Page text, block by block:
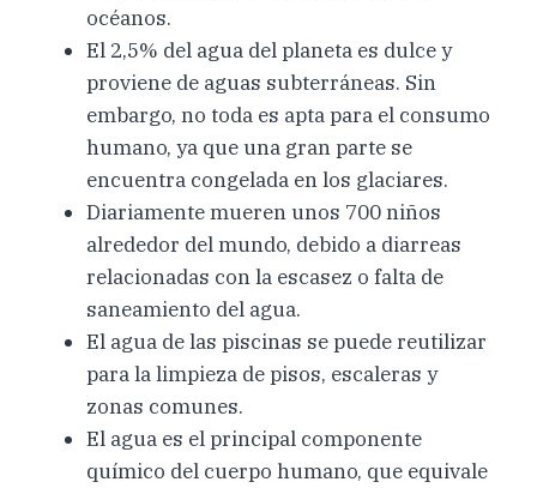
océanos.
El 2,5% del agua del planeta es dulce y
proviene de aguas subterráneas. Sin
embargo, no toda es apta para el consumo
humano, ya que una gran parte se
encuentra congelada en los glaciares.
Diariamente mueren unos 700 niños
alrededor del mundo, debido a diarreas
relacionadas con la escasez o falta de
saneamiento del agua.
El agua de las piscinas se puede reutilizar
para la limpieza de pisos, escaleras y
zonas comunes.
El agua es el principal componente
químico del cuerpo humano, que equivale